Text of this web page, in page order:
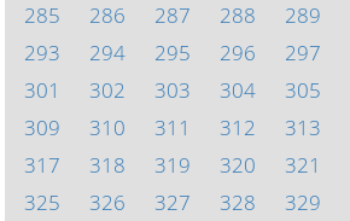
285
286 287 288 289
293
294 295 296 297
301
302 303 304 305
309
310 311 312 313
317
318 319 320 321
325
326 327 328 329